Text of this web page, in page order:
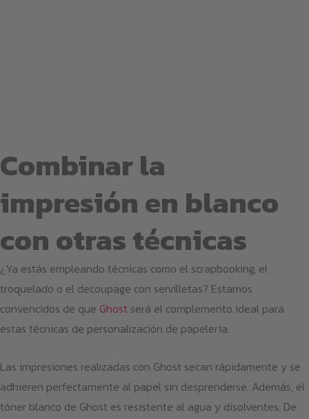
Combinar la
impresión en blanco
con otras técnicas
¿Ya estás empleando técnicas como el scrapbooking, el
troquelado o el decoupage con servilletas? Estamos
convencidos de que Ghost será el complemento ideal para
estas técnicas de personalización de papelería.
Las impresiones realizadas con Ghost secan rápidamente y se
adhieren perfectamente al papel sin desprenderse. Además, el
tóner blanco de Ghost es resistente al agua y disolventes. De